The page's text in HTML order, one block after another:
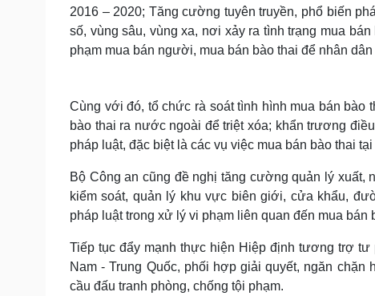
Nam khoa
Làm đẹp - giảm cân
Phòng mạch online
Ăn sạch sống khỏe
2016 – 2020; Tăng cường tuyên truyền, phổ biến
số, vùng sâu, vùng xa, nơi xảy ra tình trạng mua
phạm mua bán người, mua bán bào thai để nhân
Cùng với đó, tổ chức rà soát tình hình mua bán
bào thai ra nước ngoài để triệt xóa; khẩn trương
pháp luật, đặc biệt là các vụ việc mua bán bào thai
Bộ Công an cũng đề nghị tăng cường quản lý
kiểm soát, quản lý khu vực biên giới, cửa khẩu,
pháp luật trong xử lý vi phạm liên quan đến mua bán
Tiếp tục đẩy mạnh thực hiện Hiệp định tương trợ
Nam - Trung Quốc, phối hợp giải quyết, ngăn
cầu đấu tranh phòng, chống tội phạm.